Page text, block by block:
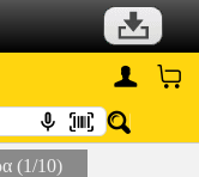
(1/10)